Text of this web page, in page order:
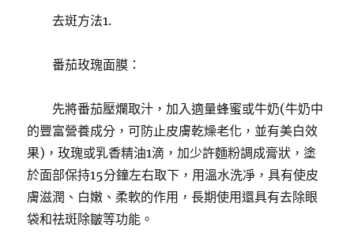
去斑方法1.
番茄玫瑰面膜：
先將番茄壓爛取汁，加入適量蜂蜜或牛奶(牛奶中
的豐富營養成分，可防止皮膚乾燥老化，並有美白效
果)，玫瑰或乳香精油1滴，加少許麵粉調成膏狀，塗
於面部保持15分鐘左右取下，用溫水洗凈，具有使皮
膚滋潤、白嫩、柔軟的作用，長期使用還具有去除眼
袋和祛斑除皺等功能。